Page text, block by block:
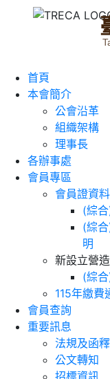
首頁
本會簡介
公會沿革
組織架構
理事長
各辦事處
會員專區
會員證資
(綜
(綜
明
新設立營
(綜
115年繳費
會員查詢
重要訊息
法規及函釋
公文轉知
招標資訊